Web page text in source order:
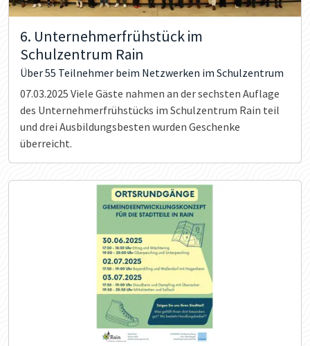
6. Unternehmerfrühstück im
Schulzentrum Rain
Über 55 Teilnehmer beim Netzwerken im Schulzentrum
07.03.2025 Viele Gäste nahmen an der sechsten Auflage
des Unternehmerfrühstücks im Schulzentrum Rain teil
und drei Ausbildungsbesten wurden Geschenke
überreicht.